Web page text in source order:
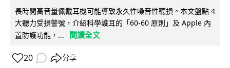
長時間高音量佩戴耳機可能導致永久性噪音性聽損。本文盤點 4
大聽力受損警號，介紹科學護耳的「60-60 原則」及 Apple 內
置防護功能，...
閱讀全文
20 分享